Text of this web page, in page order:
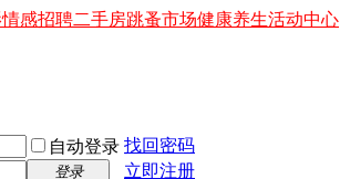
情感招聘二手房跳蚤市场健康养生活动中心
自动登录 找回密码
登录
立即注册